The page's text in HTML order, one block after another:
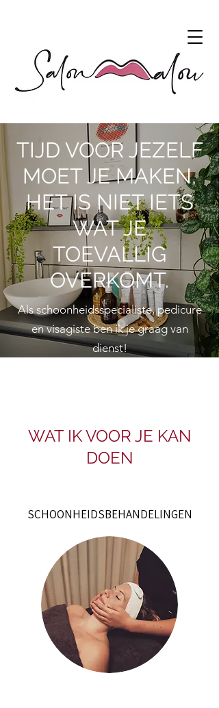
TIJD VOOR JEZELF
MOET JE MAKEN,
HET IS NIET IETS
WAT JE
TOEVALLIG
OVERKOMT.
Als schoonheidsspecialiste, pedicure
en visagiste ben ik je graag van
dienst!
WAT IK VOOR JE KAN
DOEN
SCHOONHEIDSBEHANDELINGEN